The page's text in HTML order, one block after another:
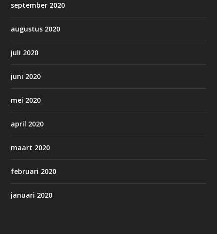
september 2020
augustus 2020
juli 2020
juni 2020
mei 2020
april 2020
maart 2020
februari 2020
januari 2020